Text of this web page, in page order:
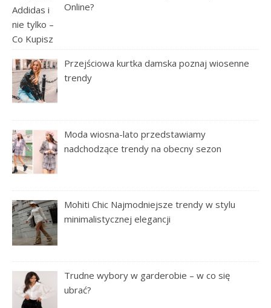
Online?
Przejściowa kurtka damska poznaj wiosenne
trendy
Moda wiosna-lato przedstawiamy
nadchodzące trendy na obecny sezon
Mohiti Chic Najmodniejsze trendy w stylu
minimalistycznej elegancji
Trudne wybory w garderobie – w co się
ubrać?